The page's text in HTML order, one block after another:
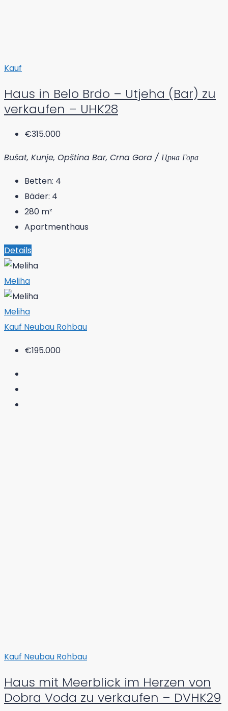
Kauf
Haus in Belo Brdo – Utjeha (Bar) zu
verkaufen – UHK28
€315.000
Bušat, Kunje, Opština Bar, Crna Gora / Црна Гора
Betten: 4
Bäder: 4
280 m²
Apartmenthaus
Details
Meliha
Meliha
Kauf Neubau Rohbau
€195.000
Kauf Neubau Rohbau
Haus mit Meerblick im Herzen von
Dobra Voda zu verkaufen – DVHK29